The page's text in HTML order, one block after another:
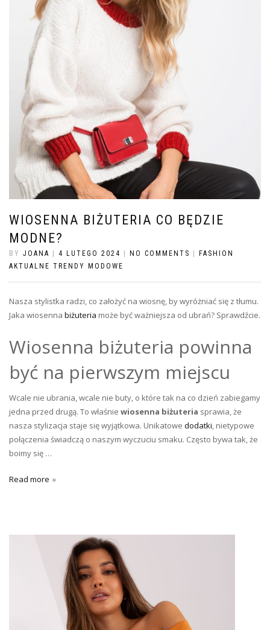
WIOSENNA BIŻUTERIA CO BĘDZIE
MODNE?
BY JOANA | 4 LUTEGO 2024 | NO COMMENTS | FASHION
AKTUALNE TRENDY MODOWE
Nasza stylistka radzi, co założyć na wiosnę, by wyróżniać się z tłumu.
Jaka wiosenna biżuteria może być ważniejsza od ubrań? Sprawdźcie.
Wiosenna biżuteria powinna
być na pierwszym miejscu
Wcale nie ubrania, wcale nie buty, o które tak na co dzień zabiegamy
jedna przed drugą. To właśnie wiosenna biżuteria sprawia, że
nasza stylizacja staje się wyjątkowa. Unikatowe dodatki , nietypowe
połączenia świadczą o naszym wyczuciu smaku. Często bywa tak, że
boimy się …
Read more